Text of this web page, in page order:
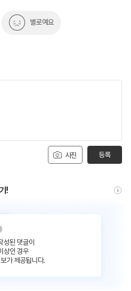
별로예요
사진 등록
!
성된 댓글이
상인 경우
가 제공됩니다.